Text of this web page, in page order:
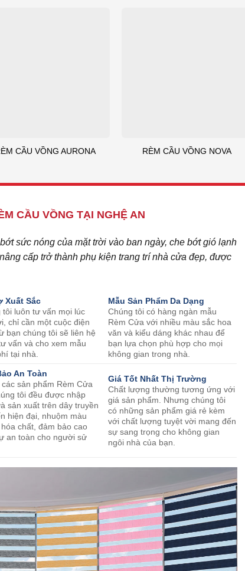
CẦU VỒNG AURONA RÈM CẦU VỒNG NOVA
CẦU VỒNG TẠI NGHỆ AN
sức nóng của mặt trời vào ban ngày, che bớt gió lạnh
cấp trở thành phụ kiện trang trí nhà cửa đẹp, được
Xuất Sắc
tôi luôn tư vấn mọi lúc
chỉ cần một cuộc điện
bạn chúng tôi sẽ liên hệ
vấn và cho xem mẫu
tại nhà.
Mẫu Sản Phẩm Da Dạng
Chúng tôi có hàng ngàn mẫu
Rèm Cửa với nhiều màu sắc hoa
văn và kiểu dáng khác nhau để
bạn lựa chọn phù hợp cho mọi
không gian trong nhà.
An Toàn
sản phẩm Rèm Cửa
tôi đều được nhập
sản xuất trên dây truyền
hiện đại, nhuộm màu
chất, đảm bảo cao
an toàn cho người sử
Giá Tốt Nhất Thị Trường
Chất lượng thường tương ứng với
giá sản phẩm. Nhưng chúng tôi
có những sản phẩm giá rẻ kèm
với chất lượng tuyệt vời mang đến
sự sang trọng cho không gian
ngôi nhà của bạn.